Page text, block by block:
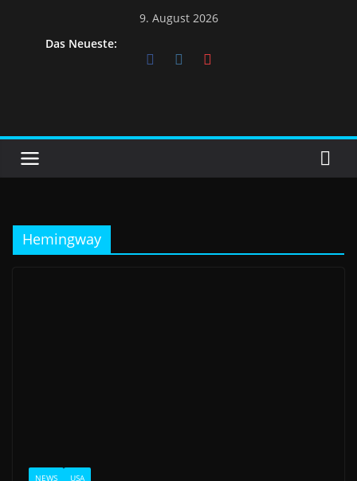
9. August 2026
Das Neueste:
Hemingway
NEWS USA